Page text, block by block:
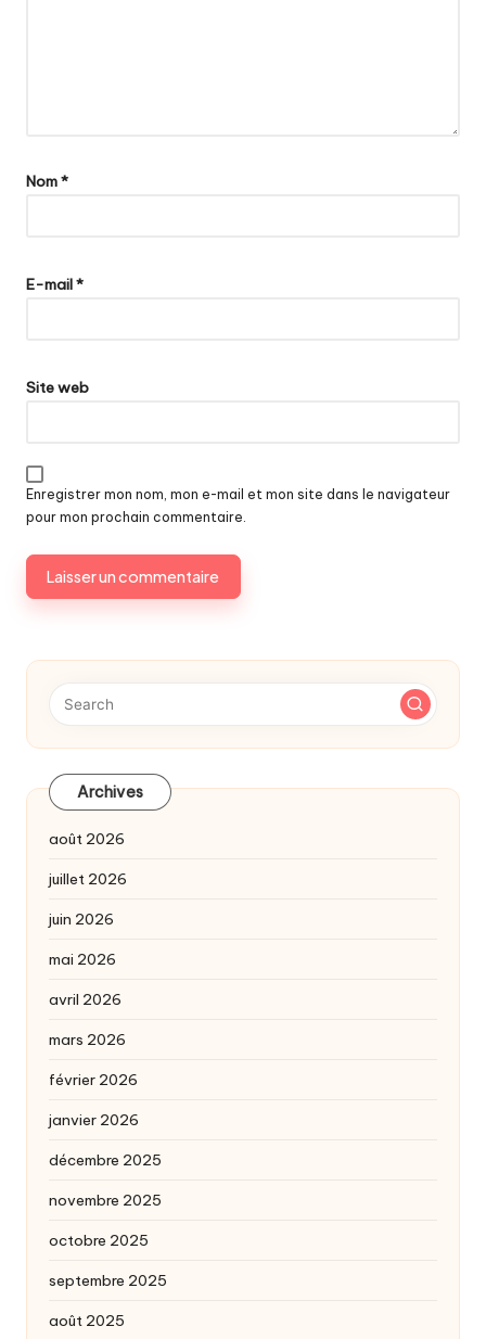
Nom*
E-mail*
Site web
Enregistrer mon nom, mon e-mail et mon site dans le navigateur
pour mon prochain commentaire.
Archives
août 2026
juillet 2026
juin 2026
mai 2026
avril 2026
mars 2026
février 2026
janvier 2026
décembre 2025
novembre 2025
octobre 2025
septembre 2025
août 2025